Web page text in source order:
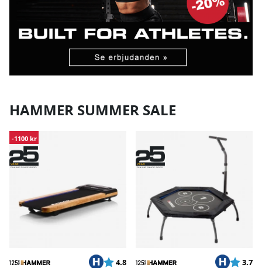
HAMMER SUMMER SALE
-1100 kr
Betyg:
4.8 utav 5 stjärnor Betyg:
3.7